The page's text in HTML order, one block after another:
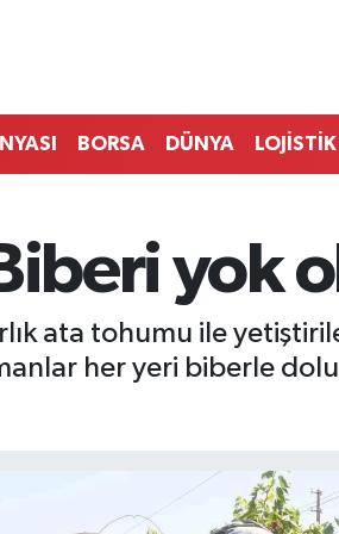
BORSA DÜNYA LOJİSTİK
yok
ata tohumu ile
her yeri biberle